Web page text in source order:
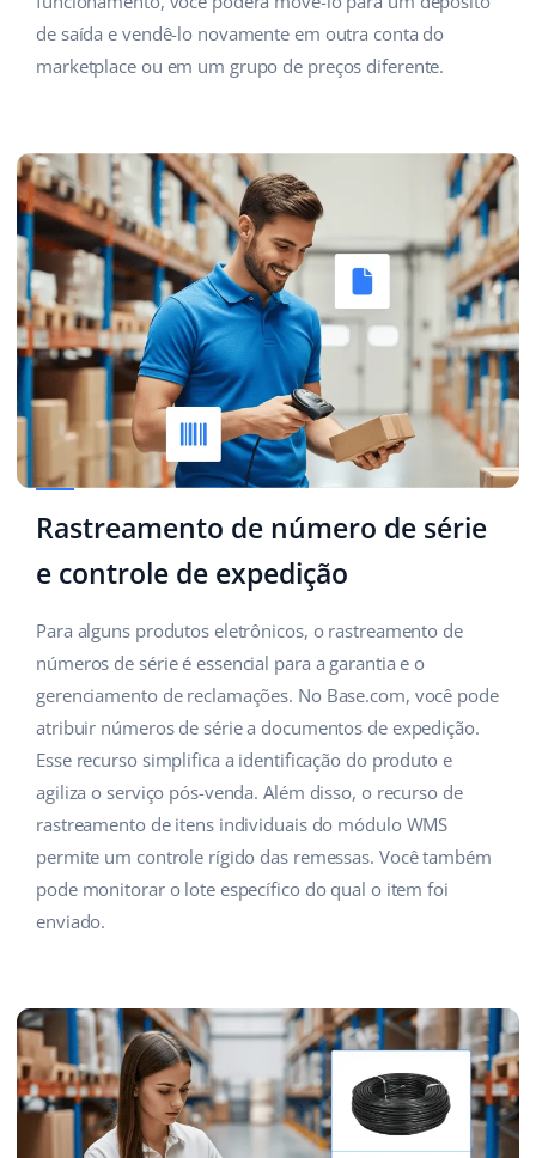
de saída e vendê-lo novamente em outra conta do
marketplace ou em um grupo de preços diferente.
Rastreamento de número de série
e controle de expedição
Para alguns produtos eletrônicos, o rastreamento de
números de série é essencial para a garantia e o
gerenciamento de reclamações. No Base.com, você pode
atribuir números de série a documentos de expedição.
Esse recurso simplifica a identificação do produto e
agiliza o serviço pós-venda. Além disso, o recurso de
rastreamento de itens individuais do módulo WMS
permite um controle rígido das remessas. Você também
pode monitorar o lote específico do qual o item foi
enviado.